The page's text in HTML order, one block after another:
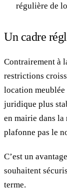
régulière de
Un cadre
Contrairement à
restrictions
location meublée
juridique plus
en mairie dans la
plafonne pas le
C’est un
souhaitent
terme.